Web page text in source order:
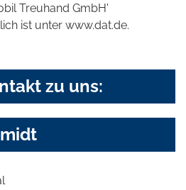
Treuhand GmbH'
ist unter www.dat.de.
zu uns: